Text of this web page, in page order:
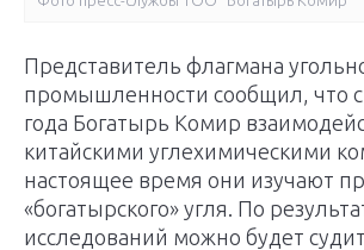
Представитель флагмана
промышленности сообщил, что
года Богатырь Комир
китайскими углехимическими
настоящее время они изучают
«богатырского» угля. По
исследований можно будет